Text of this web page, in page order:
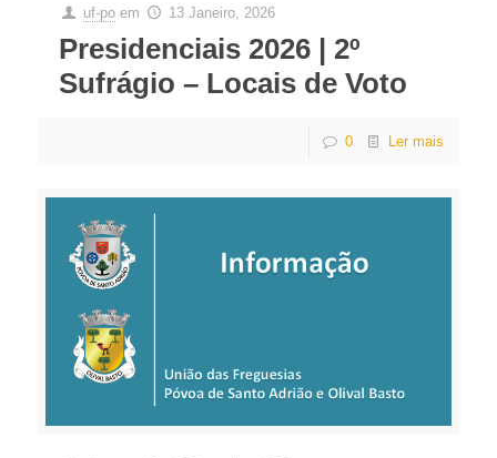
uf-po em 13 Janeiro, 2026
Presidenciais 2026 | 2º
Sufrágio – Locais de Voto
0 Ler mais